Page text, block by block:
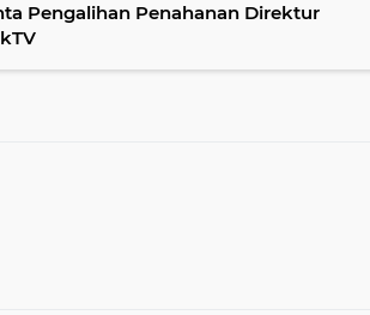
Pengalihan Penahanan Direktur